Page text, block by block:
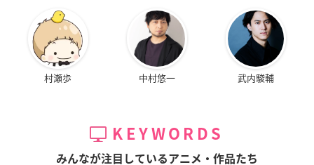
村瀬歩 中村悠一 武内駿輔
KEYWORDS
みんなが注目しているアニメ・作品たち